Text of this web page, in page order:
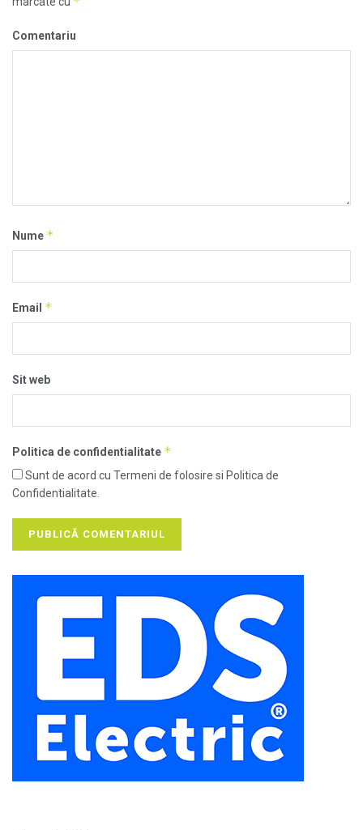
Comentariu
Nume *
Email *
Sit web
Politica de confidentialitate *
Sunt de acord cu Termeni de folosire si Politica de
Confidentialitate.